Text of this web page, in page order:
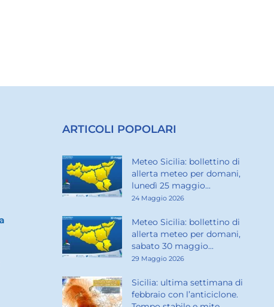
ARTICOLI POPOLARI
Meteo Sicilia: bollettino di
allerta meteo per domani,
lunedì 25 maggio...
24 Maggio 2026
Meteo Sicilia: bollettino di
allerta meteo per domani,
sabato 30 maggio...
29 Maggio 2026
Sicilia: ultima settimana di
febbraio con l’anticiclone.